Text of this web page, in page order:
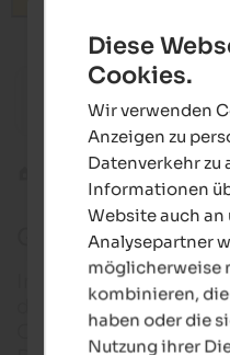
Hotel Tenz
Familiengeführtes Hotel |
Golfurlaub in Südtirol
Golfclub Lana
Im Südtiroler Süden
des milden Klimas
Obstwiesen bietet
Diese
Cookies.
Wir verwenden
Anzeigen zu
Datenverkehr zu
Informationen
Website auch
Analysepartner
möglicherweise
kombinieren,
haben oder die
Nutzung ihrer